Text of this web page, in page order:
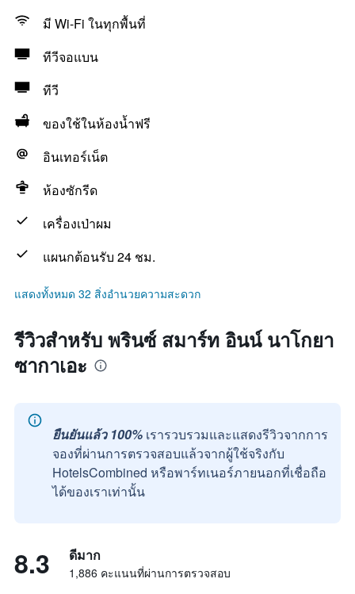
มี Wi-Fi ในทุกพื้นที่
ทีวีจอแบน
ทีวี
ของใช้ในห้องน้ำฟรี
อินเทอร์เน็ต
ห้องซักรีด
เครื่องเป่าผม
แผนกต้อนรับ 24 ชม.
แสดงทั้งหมด 32 สิ่งอำนวยความสะดวก
รีวิวสำหรับ พรินซ์ สมาร์ท อินน์ นาโกยา
ซากาเอะ
ยืนยันแล้ว 100% เรารวบรวมและแสดงรีวิวจากการ
จองที่ผ่านการตรวจสอบแล้วจากผู้ใช้จริงกับ
HotelsCombined หรือพาร์ทเนอร์ภายนอกที่เชื่อถือ
ได้ของเราเท่านั้น
8.3 ดีมาก
1,886 คะแนนที่ผ่านการตรวจสอบ